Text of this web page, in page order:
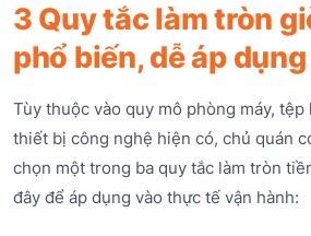
3 Quy tắc làm tròn
phổ biến, dễ áp
Tùy thuộc vào quy mô phòng máy, tệp
thiết bị công nghệ hiện có, chủ quán
chọn một trong ba quy tắc làm tròn
đây để áp dụng vào thực tế vận hành: